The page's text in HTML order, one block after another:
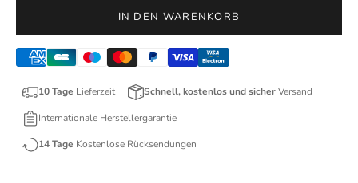
IN DEN WARENKORB
10 Tage Lieferzeit Schnell, kostenlos und sicherVersand
Internationale Herstellergarantie
14 Tage Kostenlose Rücksendungen